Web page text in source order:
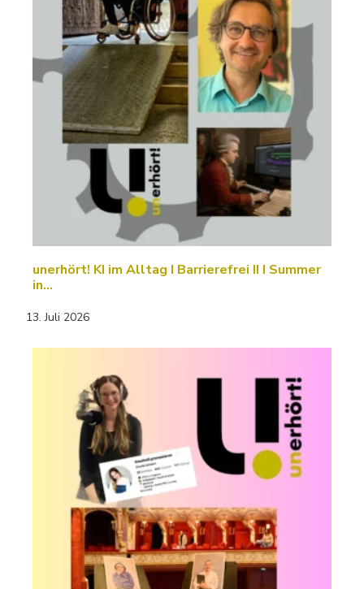
unerhört! KI im Alltag I Barrierefrei II I Summer
in…
13. Juli 2026